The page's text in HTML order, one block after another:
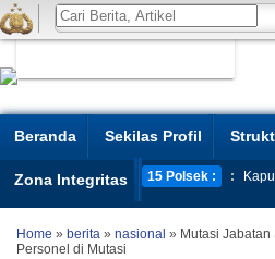
Beranda Sekilas Profil
Zona Integritas 15 Polsek : :
Home » berita » nasional » Mutasi
Personel di Mutasi